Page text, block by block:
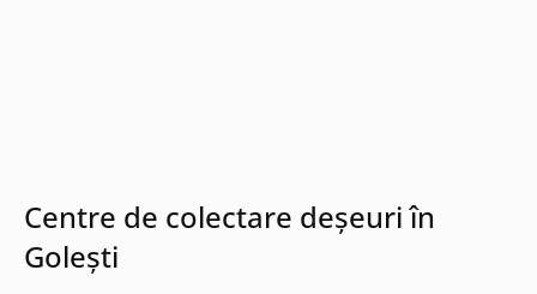
Centre de colectare deșeuri în
Golești